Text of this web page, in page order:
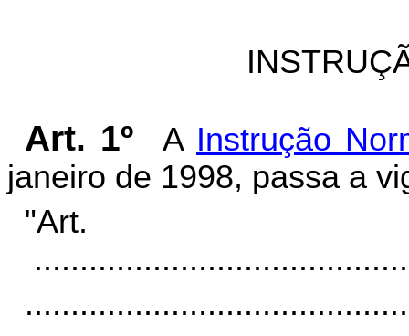
Art. 1º A Instrução
janeiro de 1998, passa a